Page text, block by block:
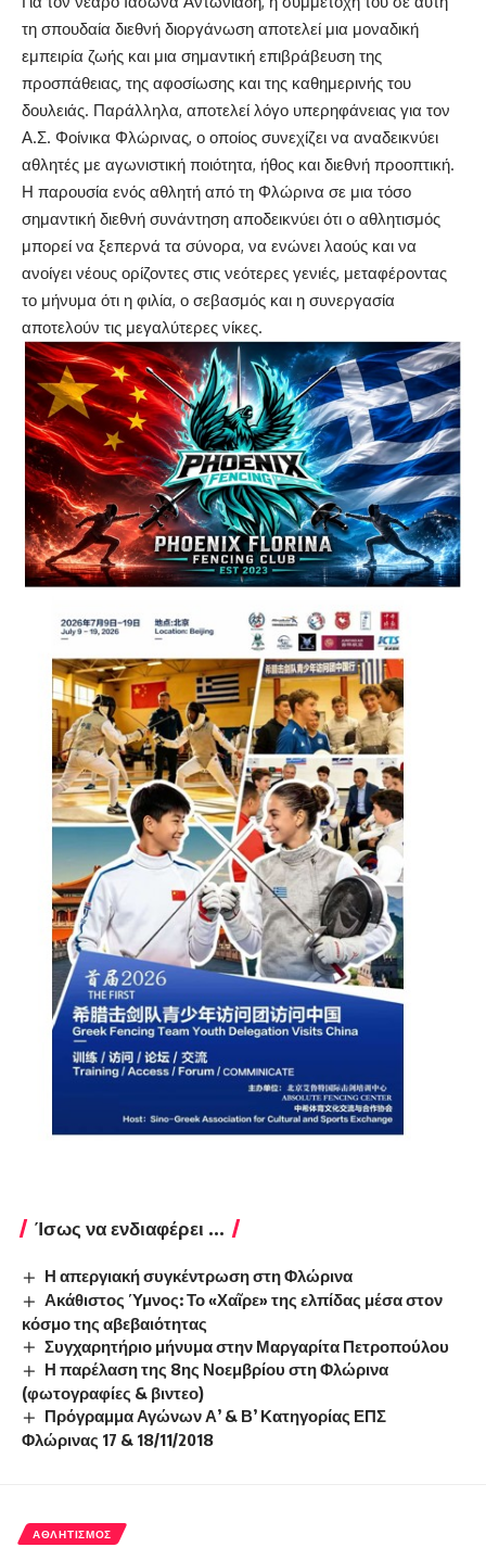
τη σπουδαία διεθνή διοργάνωση αποτελεί μια μοναδική
εμπειρία ζωής και μια σημαντική επιβράβευση της
προσπάθειας, της αφοσίωσης και της καθημερινής του
δουλειάς. Παράλληλα, αποτελεί λόγο υπερηφάνειας για τον
Α.Σ. Φοίνικα Φλώρινας, ο οποίος συνεχίζει να αναδεικνύει
αθλητές με αγωνιστική ποιότητα, ήθος και διεθνή προοπτική.
Η παρουσία ενός αθλητή από τη Φλώρινα σε μια τόσο
σημαντική διεθνή συνάντηση αποδεικνύει ότι ο αθλητισμός
μπορεί να ξεπερνά τα σύνορα, να ενώνει λαούς και να
ανοίγει νέους ορίζοντες στις νεότερες γενιές, μεταφέροντας
το μήνυμα ότι η φιλία, ο σεβασμός και η συνεργασία
αποτελούν τις μεγαλύτερες νίκες.
Ίσως να ενδιαφέρει ...
Η απεργιακή συγκέντρωση στη Φλώρινα
Ακάθιστος Ύμνος: Το «Χαῖρε» της ελπίδας μέσα στον
κόσμο της αβεβαιότητας
Συγχαρητήριο μήνυμα στην Μαργαρίτα Πετροπούλου
Η παρέλαση της 8ης Νοεμβρίου στη Φλώρινα
(φωτογραφίες & βιντεο)
Πρόγραμμα Αγώνων Α’ & Β’ Κατηγορίας ΕΠΣ
Φλώρινας 17 & 18/11/2018
ΑΘΛΗΤΙΣΜΌΣ